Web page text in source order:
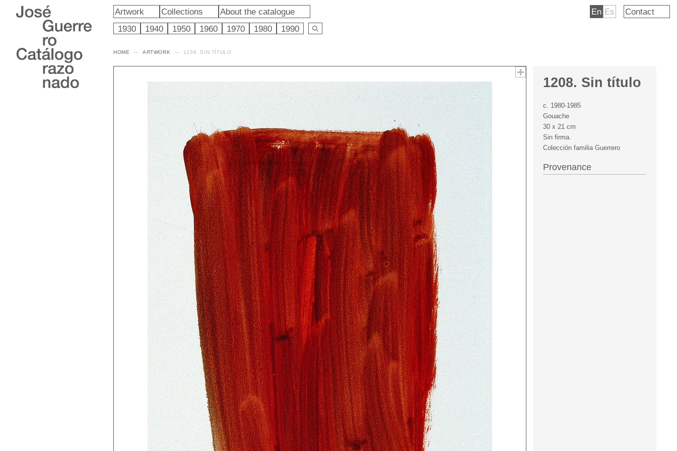
Artwork Collections
About the catalogue
1930
1940 1950 1960 1970 1980 1990
En Es Contact
HOME ARTWORK 1208. SIN TÍTULO
1208. Sin título
c. 1980-1985
Gouache
30 x 21 cm
Sin firma.
Colección familia Guerrero
Provenance